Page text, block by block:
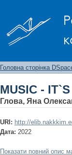
Головна сторінка
MUSIC -
Глова, Яна
URI: http://
Дата: 2022
Показати повний опис